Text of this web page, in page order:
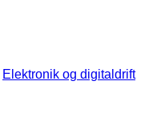
Elektronik og digitaldrift